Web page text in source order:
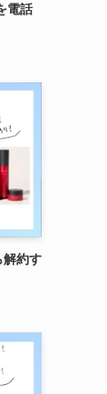
電話
約す